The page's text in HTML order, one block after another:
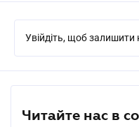
Увійдіть, щоб залишити
Читайте нас в